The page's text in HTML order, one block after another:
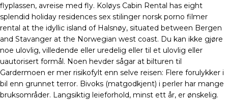
flyplassen, avreise med fly. Koløys Cabin Rental has eight
splendid holiday residences sex stilinger norsk porno filmer
rental at the idyllic island of Halsnøy, situated between Bergen
and Stavanger at the Norwegian west coast. Du kan ikke gjøre
noe ulovlig, villedende eller uredelig eller til et ulovlig eller
uautorisert formål. Noen hevder sågar at bilturen til
Gardermoen er mer risikofylt enn selve reisen: Flere forulykker i
bil enn grunnet terror. Bivoks (matgodkjent) i perler har mange
bruksområder. Langsiktig leieforhold, minst ett år, er ønskelig.